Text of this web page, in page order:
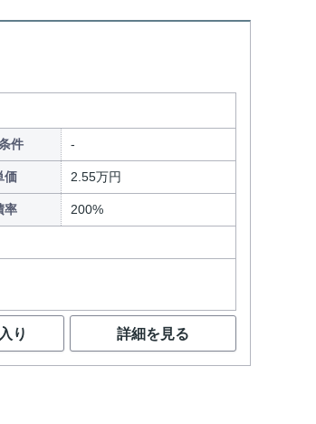
件
価 2.55万円
率 200%
り 詳細を見る